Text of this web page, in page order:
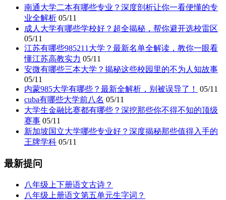
南通大学二本有哪些专业？深度剖析让你一看便懂的专
业全解析 05/11
成人大学有哪些学校好？超全揭秘，帮你避开选校雷区
05/11
江苏有哪些985211大学？最新名单全解读，教你一眼看
懂江苏高教实力 05/11
安微有哪些三本大学？揭秘这些校园里的不为人知故事
05/11
内蒙985大学有哪些？最新全解析，别被误导了！
05/11
cuba有哪些大学前八名 05/11
大学生金融比赛都有哪些？深挖那些你不得不知的顶级
赛事 05/11
新加坡国立大学哪些专业好？深度揭秘那些值得入手的
王牌学科 05/11
最新提问
八年级上下册语文古诗？
八年级上册语文第五单元生字词？